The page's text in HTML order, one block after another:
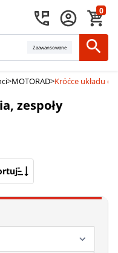
0
Zaawansowane
>MOTORAD>Króćce układu
zespoły